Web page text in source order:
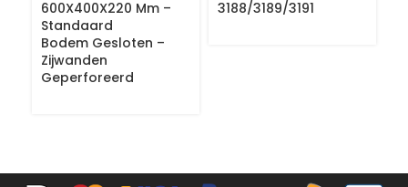
600X400X220 Mm –
Standaard
Bodem Gesloten –
Zijwanden
Geperforeerd
3188/3189/3191